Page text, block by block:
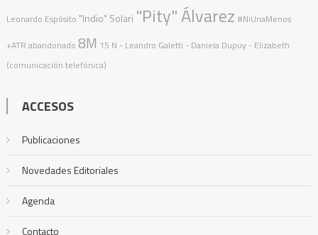
Leonardo Espósito "Indio" Solari "Pity" Álvarez #NiUnaMenos
+ATR abandonado 8M 15 N - Leandro Galetti - Daniela Dupuy - Elizabeth
(comunicación telefónica)
ACCESOS
Publicaciones
Novedades Editoriales
Agenda
Contacto